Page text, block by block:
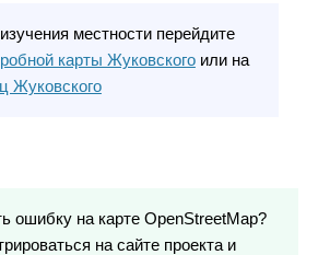
местности перейдите
карты Жуковскогоили на
Жуковского
ошибку на карте OpenStreetMap?
на сайте проекта и